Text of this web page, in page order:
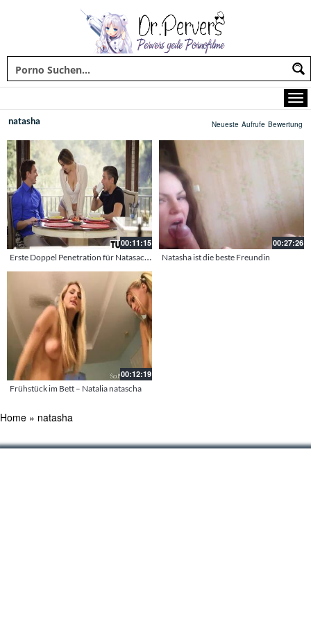
natasha Neueste Aufrufe Bewertung
00:11:15
Erste Doppel Penetration für Natasacha Nice
00:27:26
Natasha ist die beste Freundin
00:12:19
Frühstück im Bett – Natalia natascha
Home » natasha